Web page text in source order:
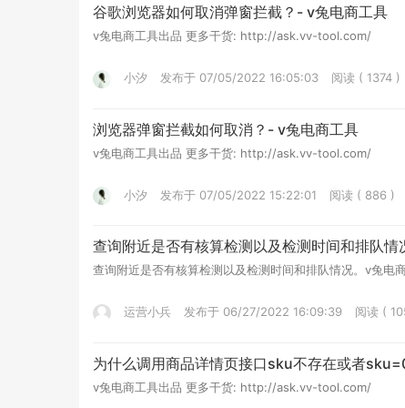
谷歌浏览器如何取消弹窗拦截？- v兔电商工具
v兔电商工具出品 更多干货: http://ask.vv-tool.com/
小汐 发布于 07/05/2022 16:05:03 阅读 ( 1374 )
浏览器弹窗拦截如何取消？- v兔电商工具
v兔电商工具出品 更多干货: http://ask.vv-tool.com/
小汐 发布于 07/05/2022 15:22:01 阅读 ( 886 )
查询附近是否有核算检测以及检测时间和排队
查询附近是否有核算检测以及检测时间和排队情况。v兔
运营小兵 发布于 06/27/2022 16:09:39 阅读 (
为什么调用商品详情页接口sku不存在或者
v兔电商工具出品 更多干货: http://ask.vv-tool.com/